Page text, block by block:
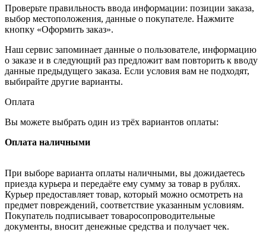
Проверьте правильность ввода информации: позиции заказа,
выбор местоположения, данные о покупателе. Нажмите
кнопку «Оформить заказ».
Наш сервис запоминает данные о пользователе, информацию
о заказе и в следующий раз предложит вам повторить к вводу
данные предыдущего заказа. Если условия вам не подходят,
выбирайте другие варианты.
Оплата
Вы можете выбрать один из трёх вариантов оплаты:
Оплата наличными
При выборе варианта оплаты наличными, вы дожидаетесь
приезда курьера и передаёте ему сумму за товар в рублях.
Курьер предоставляет товар, который можно осмотреть на
предмет повреждений, соответствие указанным условиям.
Покупатель подписывает товаросопроводительные
документы, вносит денежные средства и получает чек.